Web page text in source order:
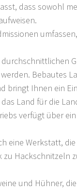
dass sowohl
Bebautes
bringt Ihnen ein
Land für die
verfügt über
eine Werkstatt,
zu
und Hühner,